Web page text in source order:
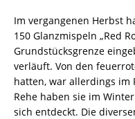
Im vergangenen Herbst
150 Glanzmispeln „Red
Grundstücksgrenze
verläuft. Von den
hatten, war allerdings
Rehe haben sie im
sich entdeckt. Die